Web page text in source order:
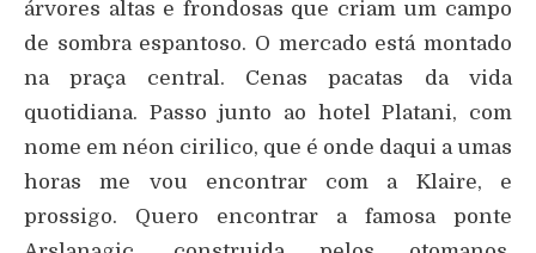
árvores altas e frondosas que criam um campo
de sombra espantoso. O mercado está montado
na praça central. Cenas pacatas da vida
quotidiana. Passo junto ao hotel Platani, com
nome em néon cirilico, que é onde daqui a umas
horas me vou encontrar com a Klaire, e
prossigo. Quero encontrar a famosa ponte